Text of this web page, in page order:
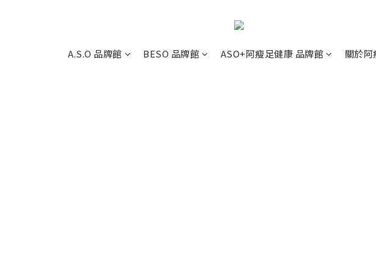
A.S.O 品牌館 BESO 品牌館 ASO+阿瘦足健康 品牌館 關於